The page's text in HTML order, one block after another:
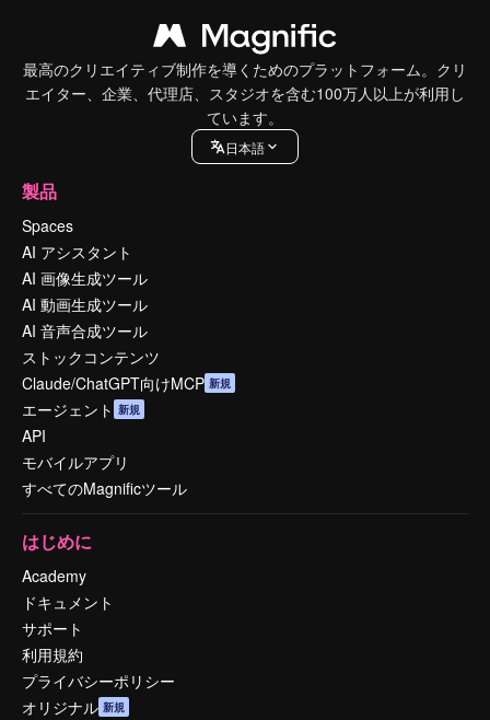
最高のクリエイティブ制作を導くためのプラットフォーム。クリ
エイター、企業、代理店、スタジオを含む100万人以上が利用し
ています。
日本語
製品
Spaces
AI アシスタント
AI 画像生成ツール
AI 動画生成ツール
AI 音声合成ツール
ストックコンテンツ
Claude/ChatGPT向けMCP 新規
エージェント 新規
API
モバイルアプリ
すべてのMagnificツール
はじめに
Academy
ドキュメント
サポート
利用規約
プライバシーポリシー
オリジナル 新規